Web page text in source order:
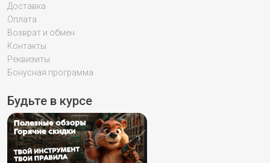
Доставка
Оплата
Возврат и обмен
Контакты
Реквизиты
Бонусная программа
Будьте в курсе